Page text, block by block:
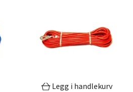
Legg i handlekurv